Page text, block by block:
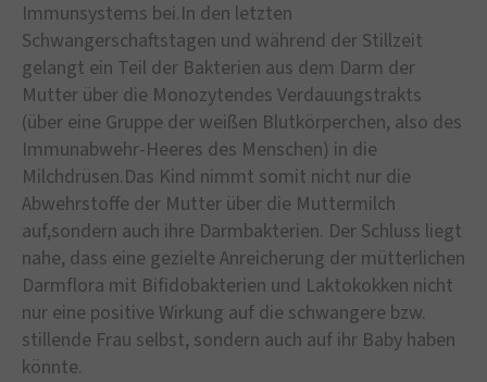
Immunsystems bei.In den letzten
Schwangerschaftstagen und während der Stillzeit
gelangt ein Teil der Bakterien aus dem Darm der
Mutter über die Monozytendes Verdauungstrakts
(über eine Gruppe der weißen Blutkörperchen, also des
Immunabwehr-Heeres des Menschen) in die
Milchdrüsen.Das Kind nimmt somit nicht nur die
Abwehrstoffe der Mutter über die Muttermilch
auf,sondern auch ihre Darmbakterien. Der Schluss liegt
nahe, dass eine gezielte Anreicherung der mütterlichen
Darmflora mit Bifidobakterien und Laktokokken nicht
nur eine positive Wirkung auf die schwangere bzw.
stillende Frau selbst, sondern auch auf ihr Baby haben
könnte.